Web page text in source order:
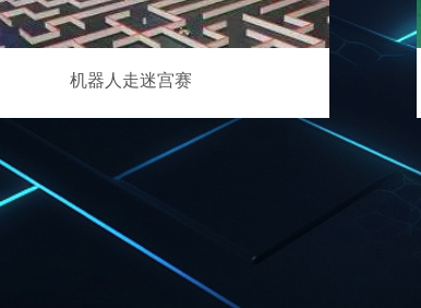
机器人走迷宫赛